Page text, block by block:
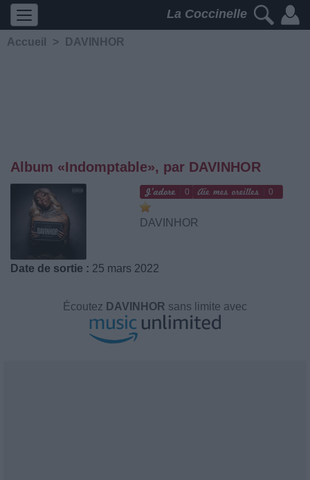
La Coccinelle
Accueil > DAVINHOR
Album «Indomptable», par DAVINHOR
0 0
DAVINHOR
Date de sortie : 25 mars 2022
Écoutez DAVINHOR sans limite avec